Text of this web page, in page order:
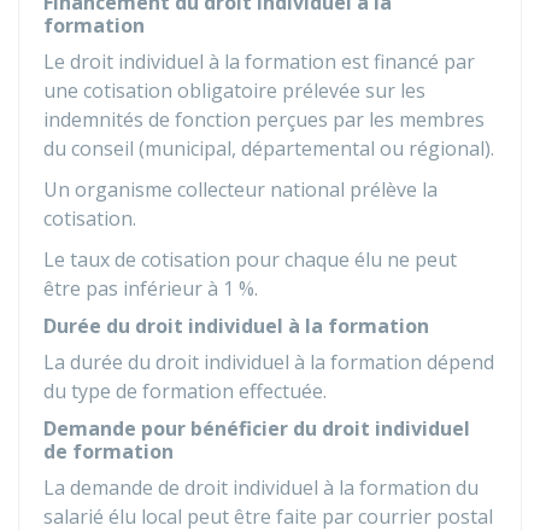
formation
Le droit individuel à la formation est financé par
une cotisation obligatoire prélevée sur les
indemnités de fonction perçues par les membres
du conseil (municipal, départemental ou régional).
Un organisme collecteur national prélève la
cotisation.
Le taux de cotisation pour chaque élu ne peut
être pas inférieur à 1 %.
Durée du droit individuel à la formation
La durée du droit individuel à la formation dépend
du type de formation effectuée.
Demande pour bénéficier du droit individuel
de formation
La demande de droit individuel à la formation du
salarié élu local peut être faite par courrier postal